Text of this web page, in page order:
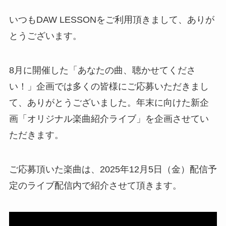
いつもDAW LESSONをご利用頂きまして、ありが
とうございます。
8月に開催した「あなたの曲、聴かせてくださ
い！」企画では多くの皆様にご応募いただきまし
て、ありがとうございました。年末に向けた新企
画「オリジナル楽曲紹介ライブ」を企画させてい
ただきます。
ご応募頂いた楽曲は、2025年12月5日（金）配信予
定のライブ配信内で紹介させて頂きます。